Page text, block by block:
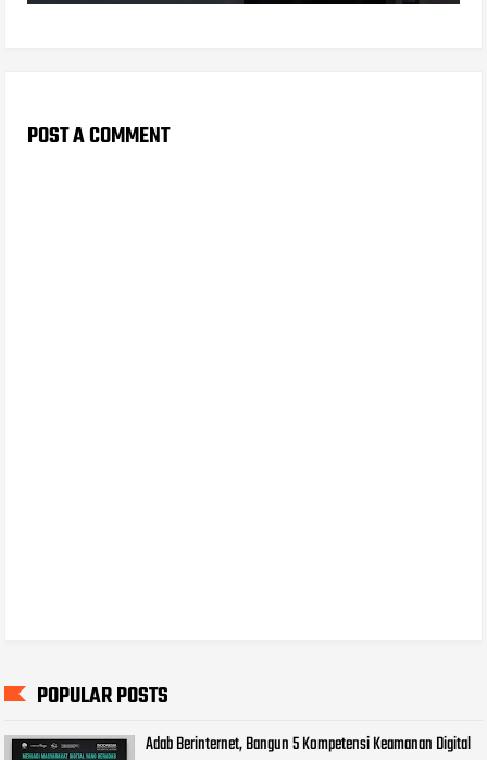
POST A COMMENT
POPULAR POSTS
Adab Berinternet, Bangun 5 Kompetensi Keamanan Digital